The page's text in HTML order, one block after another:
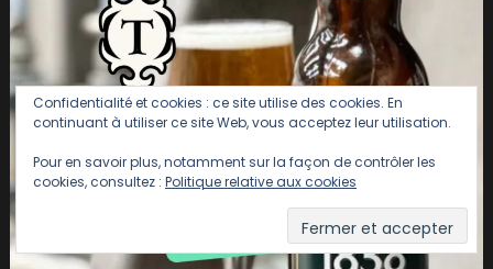
Confidentialité et cookies : ce site utilise des cookies. En
continuant à utiliser ce site Web, vous acceptez leur utilisation.
Pour en savoir plus, notamment sur la façon de contrôler les
cookies, consultez : Politique relative aux cookies